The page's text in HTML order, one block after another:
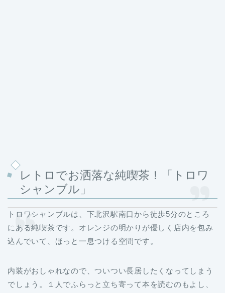
レトロでお洒落な純喫茶！「トロワ
シャンブル」
トロワシャンブルは、下北沢駅南口から徒歩5分のところ
にある純喫茶です。オレンジの明かりが優しく店内を包み
込んでいて、ほっと一息つける空間です。
内装がおしゃれなので、ついつい長居したくなってしまう
でしょう。１人でふらっと立ち寄って本を読むのもよし、